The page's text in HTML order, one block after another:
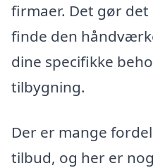
firmaer. Det gør
finde den
dine specifikke
tilbygning.
Der er mange
tilbud, og her er